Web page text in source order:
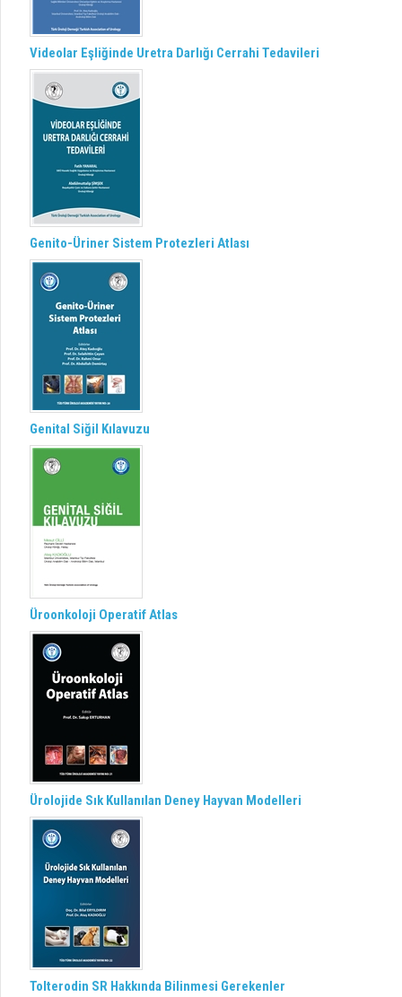
Videolar Eşliğinde Uretra Darlığı Cerrahi Tedavileri
Genito-Üriner Sistem Protezleri Atlası
Genital Siğil Kılavuzu
Üroonkoloji Operatif Atlas
Ürolojide Sık Kullanılan Deney Hayvan Modelleri
Tolterodin SR Hakkında Bilinmesi Gerekenler